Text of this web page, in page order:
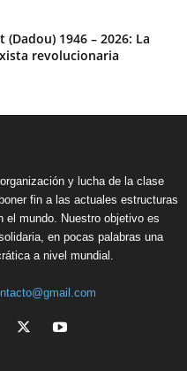
(Dadou) 1946 – 2026: La
revolucionaria
y lucha de la clase
fin a las actuales estructuras
el mundo. Nuestro objetivo es
en pocas palabras una
a nivel mundial.